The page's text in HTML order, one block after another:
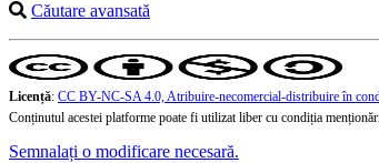
Căutare avansată
Licență: CC BY-NC-SA 4.0, Atribuire-necomercial-distribuire în
Conținutul acestei platforme poate fi utilizat liber cu condiția
Semnalați o modificare necesară.